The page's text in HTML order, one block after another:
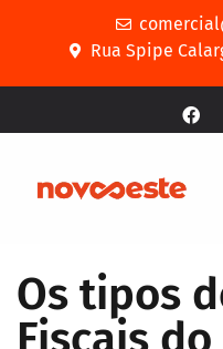
Rua Spipe
Os tipos